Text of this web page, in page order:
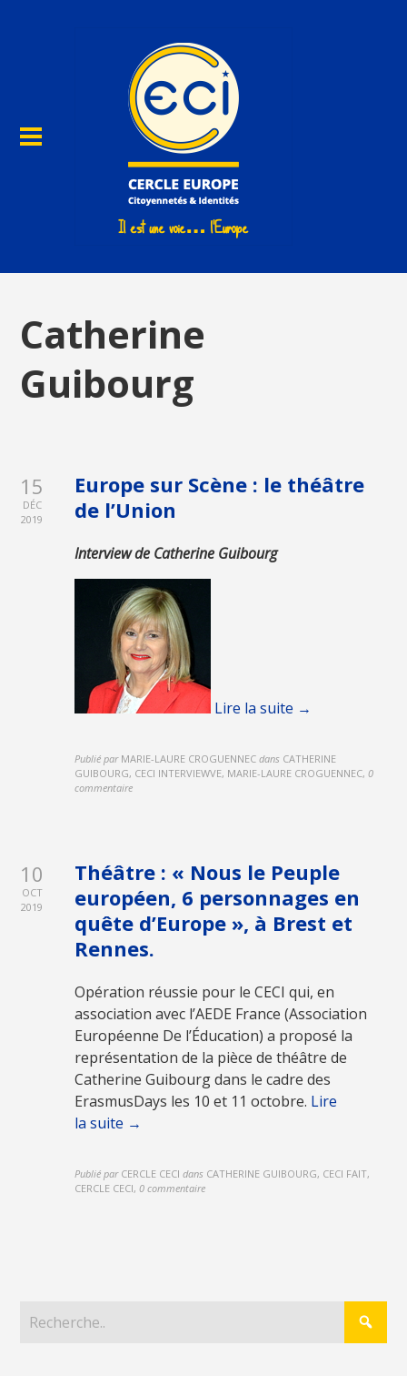
Catherine
Guibourg
15
DÉC
2019
Europe sur Scène : le théâtre
de l’Union
Interview de Catherine Guibourg
Lire la suite →
Publié par MARIE-LAURE CROGUENNEC dans CATHERINE
GUIBOURG, CECI INTERVIEWVE, MARIE-LAURE CROGUENNEC,0
commentaire
10
OCT
2019
Théâtre : « Nous le Peuple
européen, 6 personnages en
quête d’Europe », à Brest et
Rennes.
Opération réussie pour le CECI qui, en
association avec l’AEDE France (Association
Européenne De l’Éducation) a proposé la
représentation de la pièce de théâtre de
Catherine Guibourg dans le cadre des
ErasmusDays les 10 et 11 octobre. Lire
la suite →
Publié par CERCLE CECI dans CATHERINE GUIBOURG, CECI FAIT,
CERCLE CECI,0 commentaire